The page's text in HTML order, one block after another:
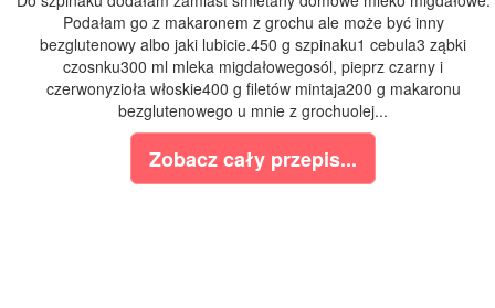
Podałam go z makaronem z grochu ale może być inny
bezglutenowy albo jaki lubicie.450 g szpinaku1 cebula3 ząbki
czosnku300 ml mleka migdałowegosól, pieprz czarny i
czerwonyzioła włoskie400 g filetów mintaja200 g makaronu
bezglutenowego u mnie z grochuolej...
Zobacz cały przepis...